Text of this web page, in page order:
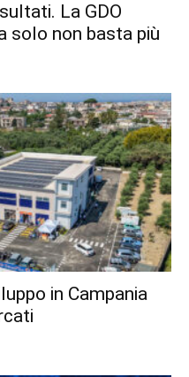
La GDO
solo non basta più
in Campania